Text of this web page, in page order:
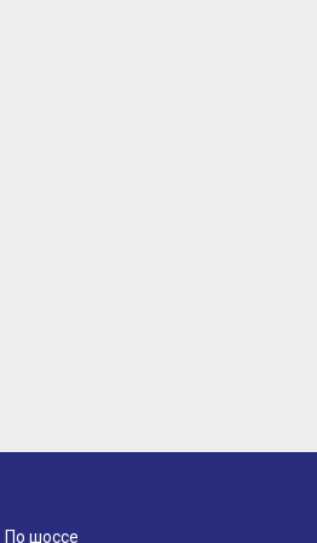
По шоссе